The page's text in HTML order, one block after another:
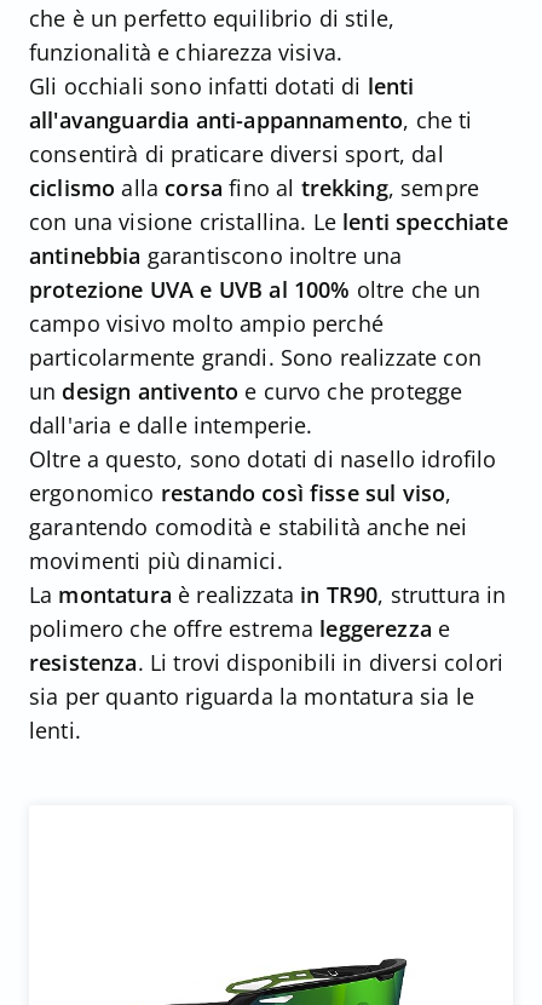
che è un perfetto equilibrio di stile,
funzionalità e chiarezza visiva.
Gli occhiali sono infatti dotati di lenti
all'avanguardia anti-appannamento, che ti
consentirà di praticare diversi sport, dal
ciclismo alla corsa fino al trekking, sempre
con una visione cristallina. Le lenti specchiate
antinebbia garantiscono inoltre una
protezione UVA e UVB al 100% oltre che un
campo visivo molto ampio perché
particolarmente grandi. Sono realizzate con
un design antivento e curvo che protegge
dall'aria e dalle intemperie.
Oltre a questo, sono dotati di nasello idrofilo
ergonomico restando così fisse sul viso,
garantendo comodità e stabilità anche nei
movimenti più dinamici.
La montatura è realizzata in TR90, struttura in
polimero che offre estrema leggerezza e
resistenza. Li trovi disponibili in diversi colori
sia per quanto riguarda la montatura sia le
lenti.